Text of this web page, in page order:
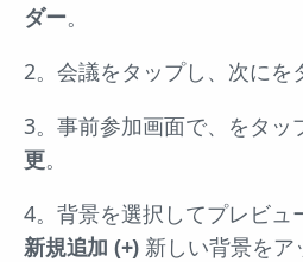
ダー。
2。会議をタップし、次にを
3。事前参加画面で、をタッ
更。
4。背景を選択してプレビュ
新規追加 (+) 新しい背景をア